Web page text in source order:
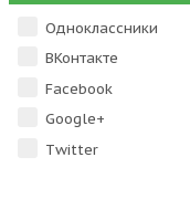
Одноклассники
ВКонтакте
Facebook
Google+
Тwitter